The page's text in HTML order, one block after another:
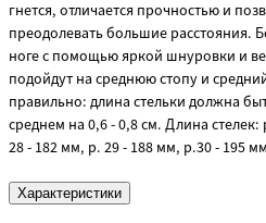
гнется, отличается прочностью и
преодолевать большие расстояния.
ноге с помощью яркой шнуровки и
подойдут на среднюю стопу и
правильно: длина стельки должна
среднем на 0,6 - 0,8 см. Длина
28 - 182 мм, р. 29 - 188 мм, р.30 - 195
Характеристики